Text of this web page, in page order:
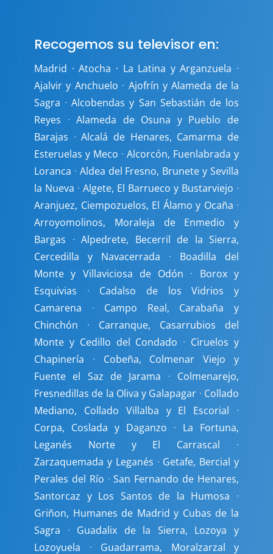
Recogemos su televisor en:
Madrid · Atocha · La Latina y Arganzuela ·
Ajalvir y Anchuelo · Ajofrín y Alameda de la
Sagra ·Alcobendas y San Sebastián de los
Reyes ·Alameda de Osuna y Pueblo de
Barajas ·Alcalá de Henares, Camarma de
Esteruelas y Meco · Alcorcón, Fuenlabrada y
Loranca · Aldea del Fresno, Brunete y Sevilla
la Nueva · Algete, El Barrueco y Bustarviejo ·
Aranjuez, Ciempozuelos, El Álamo y Ocaña ·
Arroyomolinos, Moraleja de Enmedio y
Bargas · Alpedrete, Becerril de la Sierra,
Cercedilla y Navacerrada · Boadilla del
Monte y Villaviciosa de Odón · Borox y
Esquivias · Cadalso de los Vidrios y
Camarena · Campo Real, Carabaña y
Chinchón · Carranque, Casarrubios del
Monte y Cedillo del Condado · Ciruelos y
Chapinería · Cobeña, Colmenar Viejo y
Fuente el Saz de Jarama · Colmenarejo,
Fresnedillas de la Oliva y Galapagar · Collado
Mediano, Collado Villalba y El Escorial ·
Corpa, Coslada y Daganzo · La Fortuna,
Leganés Norte y El Carrascal ·
Zarzaquemada y Leganés · Getafe, Bercial y
Perales del Río ·San Fernando de Henares,
Santorcaz y Los Santos de la Humosa ·
Griñon, Humanes de Madrid y Cubas de la
Sagra · Guadalix de la Sierra, Lozoya y
Lozoyuela · Guadarrama, Moralzarzal y